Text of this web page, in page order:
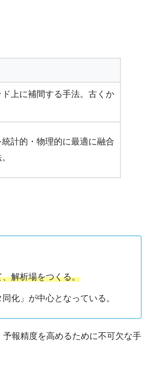
上に補間する手法。古くか
計的・物理的に最適に融合
解析場をつくる。
化」が中心となっている。
予報精度を高めるために不可欠な手